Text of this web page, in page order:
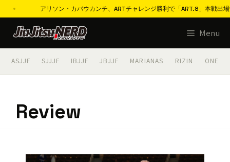
アリソン・カバウカンチ、ARTチャレンジ勝利で「ART.8」本戦出場決定「11
テ
Menu
ASJJF SJJJF IBJJF JBJJF MARIANAS RIZIN ONE
Review